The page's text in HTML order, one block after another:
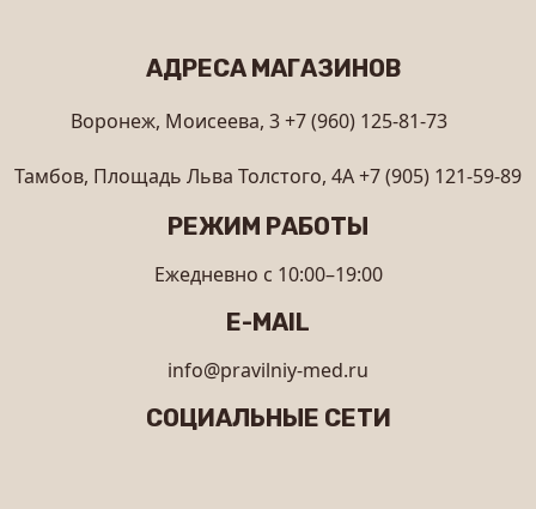
АДРЕСА МАГАЗИНОВ
Воронеж, Моисеева, 3+7 (960) 125-81-73
Тамбов, Площадь Льва Толстого, 4А+7 (905) 121-59-89
РЕЖИМ РАБОТЫ
Ежедневно с 10:00–19:00
E-MAIL
info@pravilniy-med.ru
СОЦИАЛЬНЫЕ СЕТИ